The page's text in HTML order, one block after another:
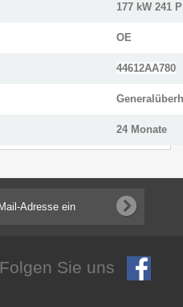
177 kW 241
OE
44612AA780
24 Monate
Folgen Sie uns